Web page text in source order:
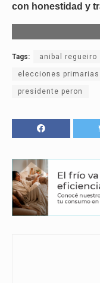
con honestidad y
Tags: anibal regueiro
elecciones primarias
presidente peron